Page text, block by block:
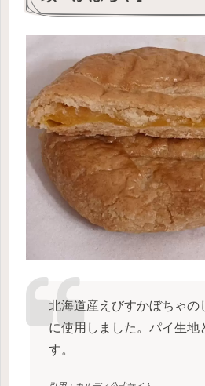
北海道産えびすかぼちゃの
に使用しました。パイ生地
す。